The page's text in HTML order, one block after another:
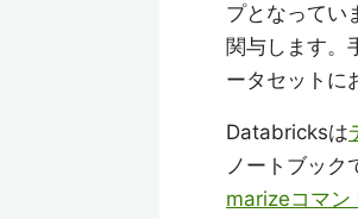
プとなってい
関与します。
ータセットに
Databricksは
ノートブック
marizeコマン